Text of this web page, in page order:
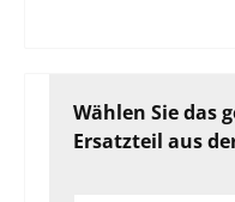
Wählen Sie das
Ersatzteil aus